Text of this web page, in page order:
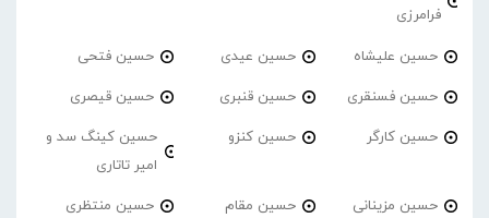
فرامرزی
حسین علیشاه حسین عیدی حسین فتحی
حسین فسنقری حسین قنبری حسین قیصری
حسین کارگر حسین کنزو
حسین کینگ سد و
امیر تاتاری
حسین مزینانی حسین مقام حسین منتظری